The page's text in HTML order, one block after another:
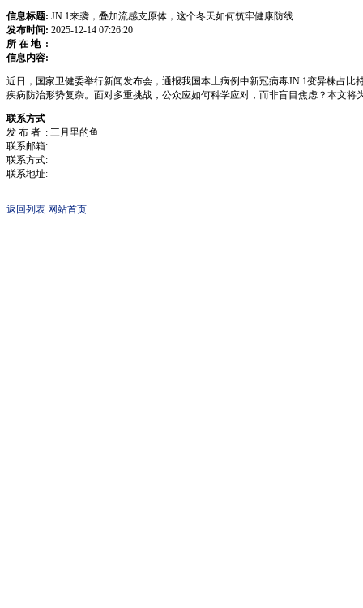
信息标题: JN.1来袭，叠加流感支原体，这个冬天如何筑牢健康防线
发布时间: 2025-12-14 07:26:20
所 在 地 :
信息内容:
近日，国家卫健委举行新闻发布会，通报我国本土病例中新冠病毒JN.1变异株占
疾病防治形势复杂。面对多重挑战，公众应如何科学应对，而非盲目焦虑？本文
联系方式
发 布 者 : 三月里的鱼
联系邮箱:
联系方式:
联系地址:
返回列表 网站首页